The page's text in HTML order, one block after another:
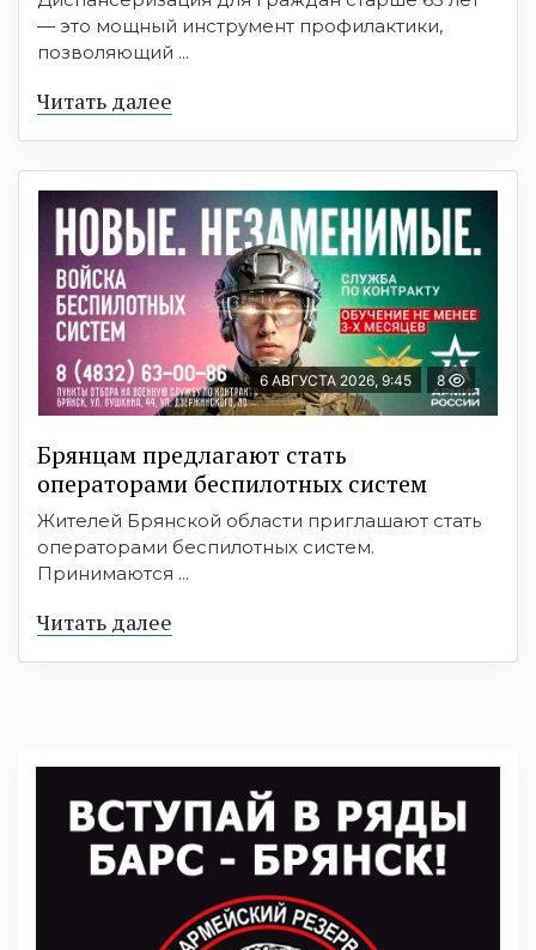
— это мощный инструмент профилактики,
позволяющий ...
Читать далее
6 АВГУСТА 2026, 9:45 8
Брянцам предлагают cтать
оперaтoрами бeспилотных систeм
Жителей Брянской области приглашают стать
операторами беспилотных систем.
Принимаются ...
Читать далее